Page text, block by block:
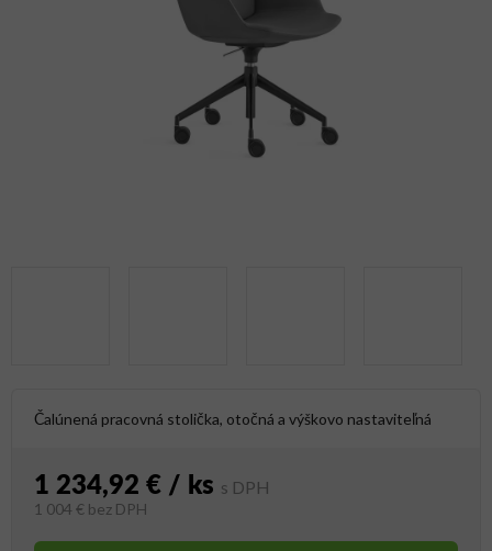
Čalúnená pracovná stolička, otočná a výškovo nastaviteľná
1 234,92 € / ks
1 004 € bez DPH